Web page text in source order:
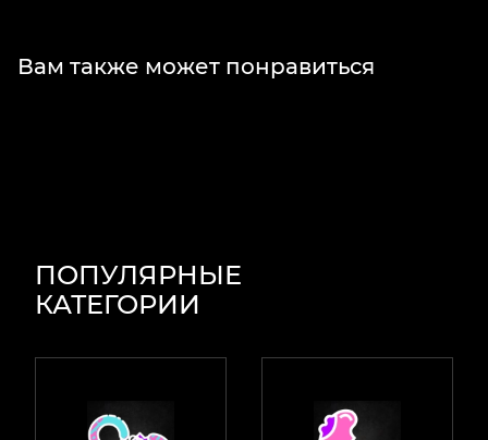
Вам также может понравиться
ПОПУЛЯРНЫЕ
КАТЕГОРИИ